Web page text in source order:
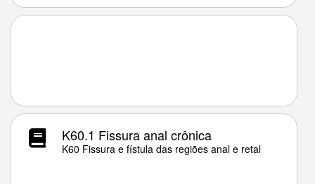
K60.1 Fissura anal crônica
K60 Fissura e fístula das regiões anal e retal